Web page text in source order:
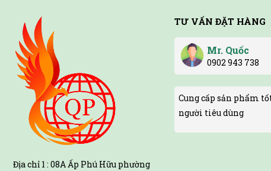
Địa chỉ 1 : 08AẤp Phú Hữu phường
TƯ VẤN ĐẶT HÀNG
Mr. Quốc
0902 943 738
Cung cấp sản phẩm
người tiêu dùng